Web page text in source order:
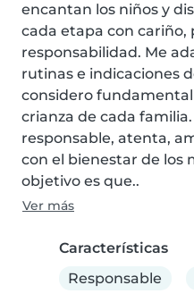
encantan los niños y
cada etapa con cariño,
responsabilidad. Me
rutinas e indicaciones
considero
crianza de cada
responsable, atenta,
con el bienestar de los
objetivo es que..
Ver más
Características
Responsable